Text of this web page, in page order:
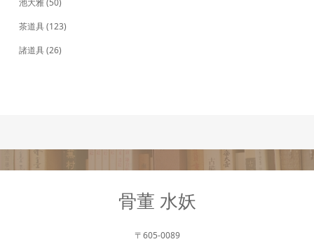
茶道具(123)
諸道具(26)
骨董 水妖
〒605-0089